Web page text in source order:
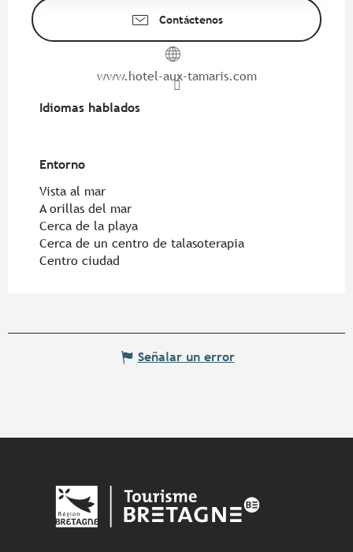
Contáctenos
www.hotel-aux-tamaris.com
Idiomas hablados
Idiomas hablados
Entorno
Entorno
Vista al mar
A orillas del mar
Cerca de la playa
Cerca de un centro de talasoterapia
Centro ciudad
Señalar un error